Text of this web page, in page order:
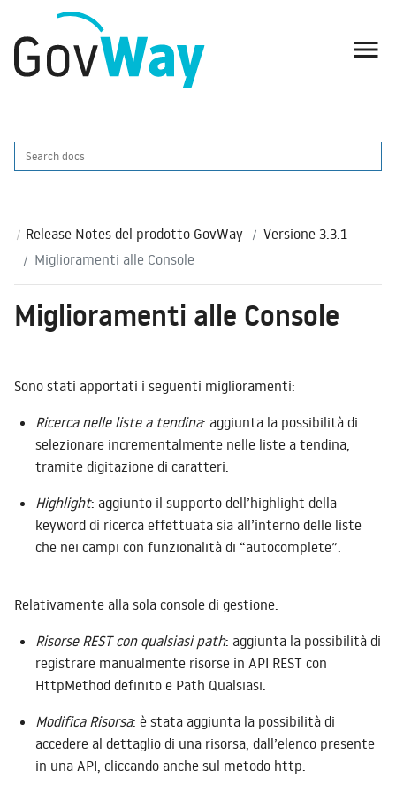

Release Notes del prodotto GovWay
Versione 3.3.1
Miglioramenti alle Console
Miglioramenti alle Console
Sono stati apportati i seguenti miglioramenti:
Ricerca nelle liste a tendina: aggiunta la possibilità di
selezionare incrementalmente nelle liste a tendina,
tramite digitazione di caratteri.
Highlight: aggiunto il supporto dell’highlight della
keyword di ricerca effettuata sia all’interno delle liste
che nei campi con funzionalità di “autocomplete”.
Relativamente alla sola console di gestione:
Risorse REST con qualsiasi path: aggiunta la possibilità di
registrare manualmente risorse in API REST con
HttpMethod definito e Path Qualsiasi.
Modifica Risorsa: è stata aggiunta la possibilità di
accedere al dettaglio di una risorsa, dall’elenco presente
in una API, cliccando anche sul metodo http.